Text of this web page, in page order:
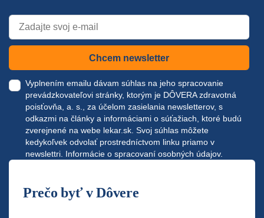
Chcem newsletter
Vyplnením emailu dávam súhlas na jeho spracovanie
prevádzkovateľovi stránky, ktorým je DÔVERA zdravotná
poisťovňa, a. s., za účelom zasielania newsletterov, s
odkazmi na články a informáciami o súťažiach, ktoré budú
zverejnené na webe lekar.sk . Svoj súhlas môžete
kedykoľvek odvolať prostredníctvom linku priamo v
newslettri. Informácie o spracovaní osobných údajov.
Prečo byť v Dôvere